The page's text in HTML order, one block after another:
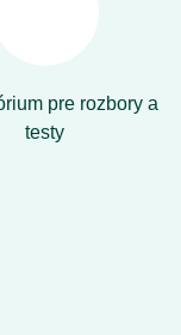
pre rozbory a
testy